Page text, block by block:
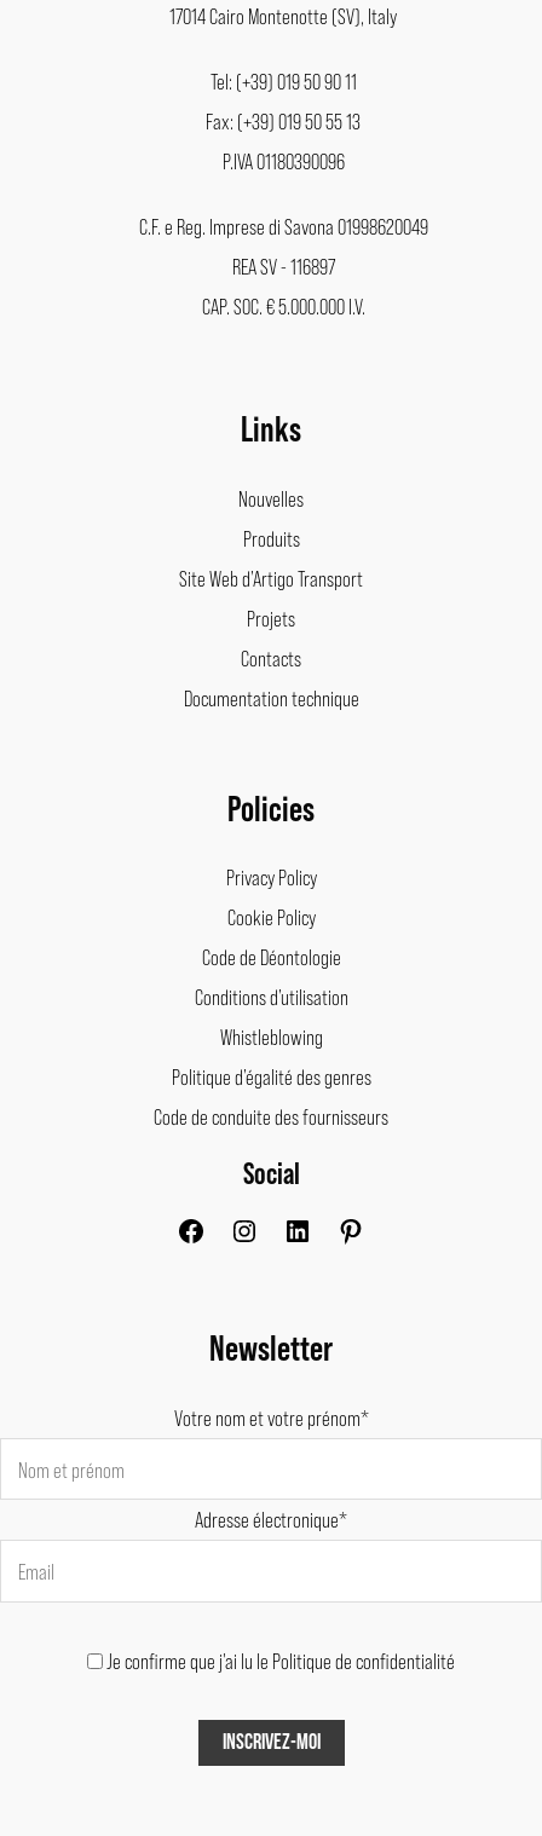
17014 Cairo Montenotte (SV), Italy
Tel: (+39) 019 50 90 11
Fax: (+39) 019 50 55 13
P.IVA 01180390096
C.F. e Reg. Imprese di Savona 01998620049
REA SV - 116897
CAP. SOC. € 5.000.000 I.V.
Links
Nouvelles
Produits
Site Web d’Artigo Transport
Projets
Contacts
Documentation technique
Policies
Privacy Policy
Cookie Policy
Code de Déontologie
Conditions d’utilisation
Whistleblowing
Politique d’égalité des genres
Code de conduite des fournisseurs
Social
FacebookInstagram
Newsletter
Votre nom et votre prénom*
Adresse électronique*
Je confirme que j'ai lu le Politique de confidentialité